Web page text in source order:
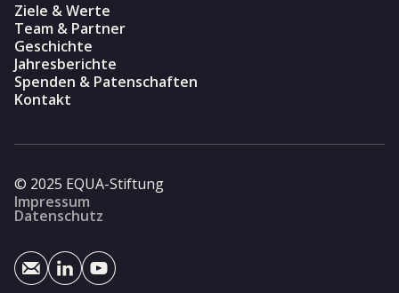
Ziele & Werte
Team & Partner
Geschichte
Jahresberichte
Spenden & Patenschaften
Kontakt
© 2025 EQUA-Stiftung
Impressum
Datenschutz